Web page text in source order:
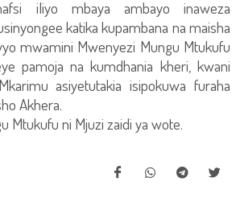
iliyo mbaya ambayo inaweza
katika kupambana na maisha
mwamini Mwenyezi Mungu Mtukufu
pamoja na kumdhania kheri, kwani
asiyetutakia isipokuwa furaha
Akhera.
Mtukufu ni Mjuzi zaidi ya wote.